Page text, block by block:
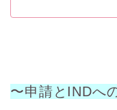
〜申請とINDへ